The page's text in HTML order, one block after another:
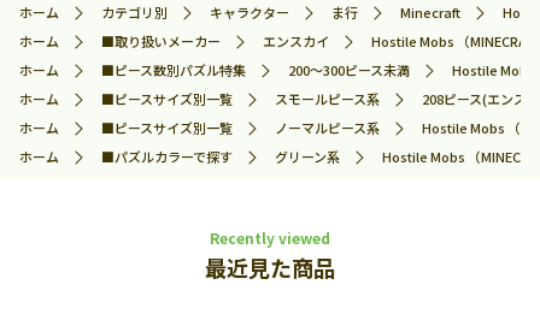
ホーム カテゴリ別 キャラクター ま行 Minecraft
ホーム
■取り扱いメーカー エンスカイ
Hostile Mobs （
ホーム
■ピース数別パズル特集 200～300ピース未満
Hostile Mobs
ホーム
■ピースサイズ別一覧 スモールピース系
208ピース(エンス
ホーム
■ピースサイズ別一覧 ノーマルピース系
Hostile Mobs （
ホーム
■パズルカラーで探す グリーン系 Hostile Mobs （
Recently viewed
最近見た商品